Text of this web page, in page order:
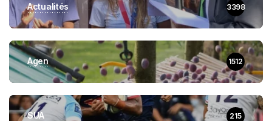
Actualités 3398
Agen 1512
SUA 215